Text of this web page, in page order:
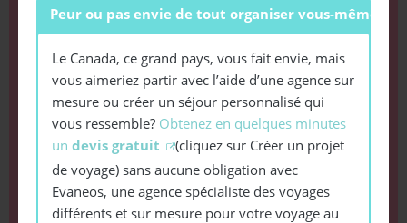
Peur ou pas envie de tout organiser vous-même?
Le Canada, ce grand pays, vous fait envie, mais
vous aimeriez partir avec l’aide d’une agence sur
mesure ou créer un séjour personnalisé qui
vous ressemble? Obtenez en quelques minutes
un devis gratuit
(cliquez sur Créer un projet
de voyage) sans aucune obligation avec
Evaneos, une agence spécialiste des voyages
différents et sur mesure pour votre voyage au